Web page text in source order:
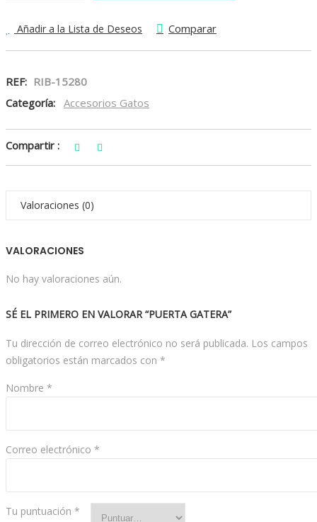
Añadir a la Lista de Deseos Comparar
REF: RIB-15280
Categoría: Accesorios Gatos
Compartir :
Valoraciones (0)
VALORACIONES
No hay valoraciones aún.
SÉ EL PRIMERO EN VALORAR “PUERTA GATERA”
Tu dirección de correo electrónico no será publicada. Los campos
obligatorios están marcados con *
Nombre *
Correo electrónico *
Tu puntuación *